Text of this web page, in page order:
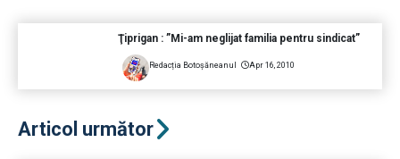
Ţiprigan : ”Mi-am neglijat familia pentru sindicat”
Redacția Botoșăneanul Apr 16, 2010
Articol următor